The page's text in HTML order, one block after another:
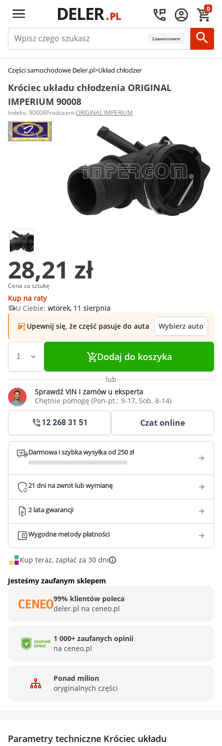
0
Zaawansowane
Części samochodowe Deler.pl>Układ chłodzenia silnika
Króciec układu chłodzenia ORIGINAL
IMPERIUM 90008
Indeks: 90008Producent:ORIGINAL IMPERIUM
28,21 zł
Cena za sztukę
Kup na raty
U Ciebie: wtorek, 11 sierpnia
Upewnij się, że część pasuje do auta
Wybierz auto
Dodaj do koszyka
lub
Sprawdź VIN i zamów u eksperta
Chętnie pomogę (Pon-pt.: 9-17, Sob. 8-14)
12 268 31 51 Czat online
Darmowa i szybka wysyłka od 250 zł
21 dni na zwrot lub wymianę
2 lata gwarancji
Wygodne metody płatności
Kup teraz, zapłać za 30 dni
Jesteśmy zaufanym sklepem
99% klientów poleca
deler.pl na ceneo.pl
1 000+ zaufanych opinii
na ceneo.pl
Ponad milion
oryginalnych części
Parametry techniczne Króciec układu